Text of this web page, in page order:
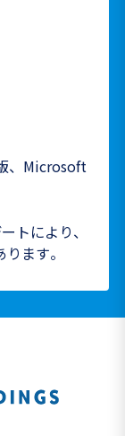
、Microsoft
トにより、
ます。